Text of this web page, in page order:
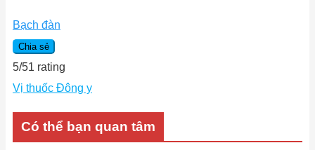
Bạch đàn
Chia sẻ
5/51 rating
Vị thuốc Đông y
Có thể bạn quan tâm